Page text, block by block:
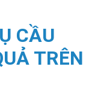
CẦU
TRÊN